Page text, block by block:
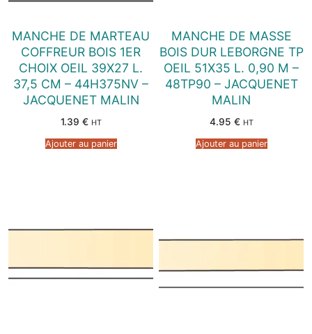
MANCHE DE MARTEAU
COFFREUR BOIS 1ER
CHOIX OEIL 39X27 L.
37,5 CM – 44H375NV –
JACQUENET MALIN
1.39 € HT
Ajouter au panier
MANCHE DE MASSE
BOIS DUR LEBORGNE TP
OEIL 51X35 L. 0,90 M –
48TP90 – JACQUENET
MALIN
4.95 € HT
Ajouter au panier